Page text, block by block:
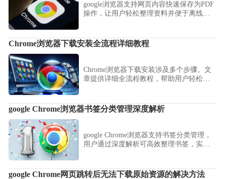
google浏览器支持网页内容快速保存为PDF
操作，让用户轻松整理资料并便于离线查
Chrome浏览器下载安装全流程详细教程
Chrome浏览器下载安装涉及多个步骤。文
章提供详细全流程教程，帮助用户轻松完
google Chrome浏览器书签分类管理深度解析
google Chrome浏览器支持书签分类管理，
用户通过深度解析可高效整理书签，实现
google Chrome网页跳转后无法下载原始资源的解决方法